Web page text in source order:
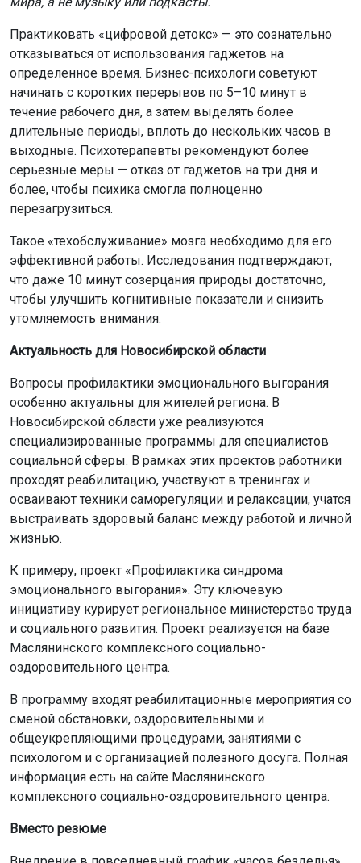
Практиковать «цифровой детокс» — это сознательно
отказываться от использования гаджетов на
определенное время. Бизнес-психологи советуют
начинать с коротких перерывов по 5–10 минут в
течение рабочего дня, а затем выделять более
длительные периоды, вплоть до нескольких часов в
выходные. Психотерапевты рекомендуют более
серьезные меры — отказ от гаджетов на три дня и
более, чтобы психика смогла полноценно
перезагрузиться.
Такое «техобслуживание» мозга необходимо для его
эффективной работы. Исследования подтверждают,
что даже 10 минут созерцания природы достаточно,
чтобы улучшить когнитивные показатели и снизить
утомляемость внимания.
Актуальность для Новосибирской области
Вопросы профилактики эмоционального выгорания
особенно актуальны для жителей региона. В
Новосибирской области уже реализуются
специализированные программы для специалистов
социальной сферы. В рамках этих проектов работники
проходят реабилитацию, участвуют в тренингах и
осваивают техники саморегуляции и релаксации, учатся
выстраивать здоровый баланс между работой и личной
жизнью.
К примеру, проект «Профилактика синдрома
эмоционального выгорания». Эту ключевую
инициативу курирует региональное министерство труда
и социального развития. Проект реализуется на базе
Маслянинского комплексного социально-
оздоровительного центра.
В программу входят реабилитационные мероприятия со
сменой обстановки, оздоровительными и
общеукрепляющими процедурами, занятиями с
психологом и с организацией полезного досуга. Полная
информация есть на сайте Маслянинского
комплексного социально-оздоровительного центра.
Вместо резюме